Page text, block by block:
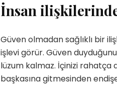
İnsan
Güven olmadan sağlıklı bir
işlevi görür. Güven
lüzum kalmaz. İçinizi rahatça
başkasına gitmesinden